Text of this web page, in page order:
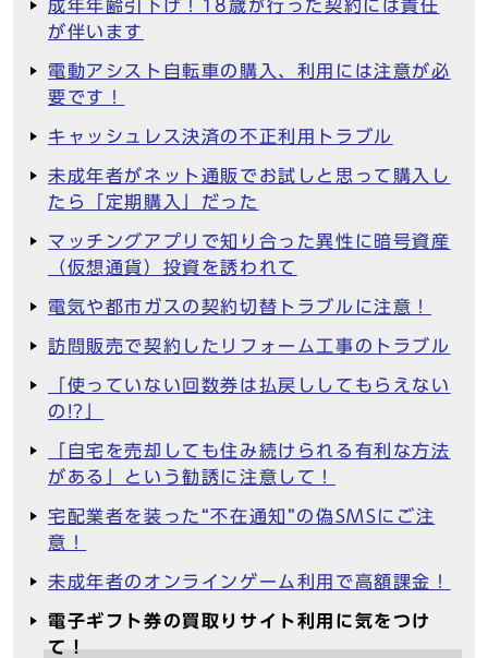
成年年齢引下げ！18歳が行った契約には責任
が伴います
電動アシスト自転車の購入、利用には注意が必
要です！
キャッシュレス決済の不正利用トラブル
未成年者がネット通販でお試しと思って購入し
たら「定期購入」だった
マッチングアプリで知り合った異性に暗号資産
（仮想通貨）投資を誘われて
電気や都市ガスの契約切替トラブルに注意！
訪問販売で契約したリフォーム工事のトラブル
「使っていない回数券は払戻ししてもらえない
の!?」
「自宅を売却しても住み続けられる有利な方法
がある」という勧誘に注意して！
宅配業者を装った“不在通知”の偽SMSにご注
意！
未成年者のオンラインゲーム利用で高額課金！
電子ギフト券の買取りサイト利用に気をつけ
て！